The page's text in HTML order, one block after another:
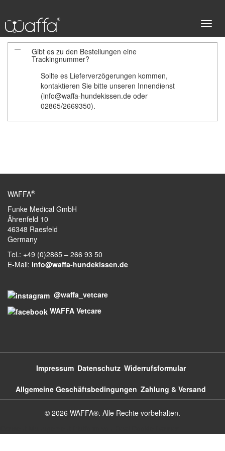
S
A Gibt es zu den Bestellungen eine
Trackingnummer?
Sollte es Lieferverzögerungen kommen,
kontaktieren Sie bitte unseren Innendienst
(info@waffa-hundekissen.de oder
02865/2669350).
WAFFA®
Funke Medical GmbH
Ährenfeld 10
46348 Raesfeld
Germany
Tel.: +49 (0)2865 – 266 93 50
E-Mail: info@waffa-hundekissen.de
@waffa_vetcare
WAFFA Vetcare
Impressum Datenschutz Widerrufsformular
Allgemeine Geschäftsbedingungen Zahlung & Versand
© 2026 WAFFA®. Alle Rechte vorbehalten.